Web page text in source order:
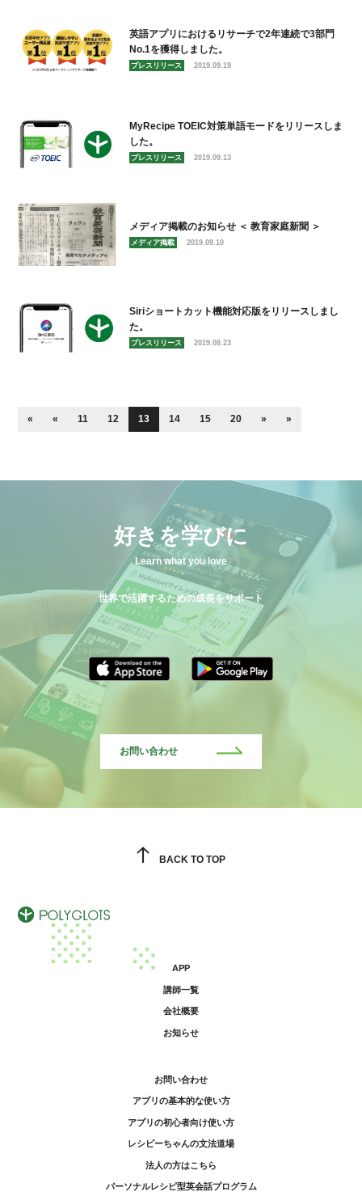
英語アプリにおけるリサーチで2年連続で3部門
No.1を獲得しました。
プレスリリース 2019.09.19
MyRecipe TOEIC対策単語モードをリリースしま
した。
プレスリリース 2019.09.13
メディア掲載のお知らせ ＜ 教育家庭新聞 ＞
メディア掲載 2019.09.10
Siriショートカット機能対応版をリリースしまし
た。
プレスリリース 2019.08.23
« « 11 12 13 14 15 20 » »
好きを学びに
Learn what you love
世界で活躍するための成長をサポート
お問い合わせ
BACK TO TOP
APP
講師一覧
会社概要
お知らせ
お問い合わせ
アプリの基本的な使い方
アプリの初心者向け使い方
レシピーちゃんの文法道場
法人の方はこちら
パーソナルレシピ型英会話プログラム